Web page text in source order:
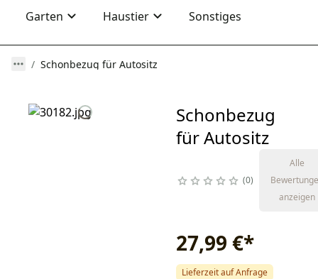
Garten
Haustier Sonstiges
Schonbezug für Autositz
Schonbezug
für Autositz
0
Alle
anzeigen
27,99 €*
Lieferzeit auf Anfrage